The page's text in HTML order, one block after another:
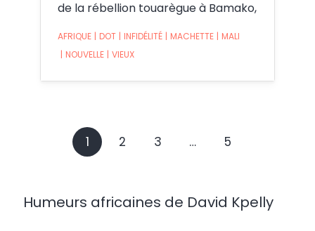
de la rébellion touarègue à Bamako,
AFRIQUE | DOT | INFIDÉLITÉ | MACHETTE | MALI
| NOUVELLE | VIEUX
1 2 3 … 5
Humeurs africaines de David Kpelly